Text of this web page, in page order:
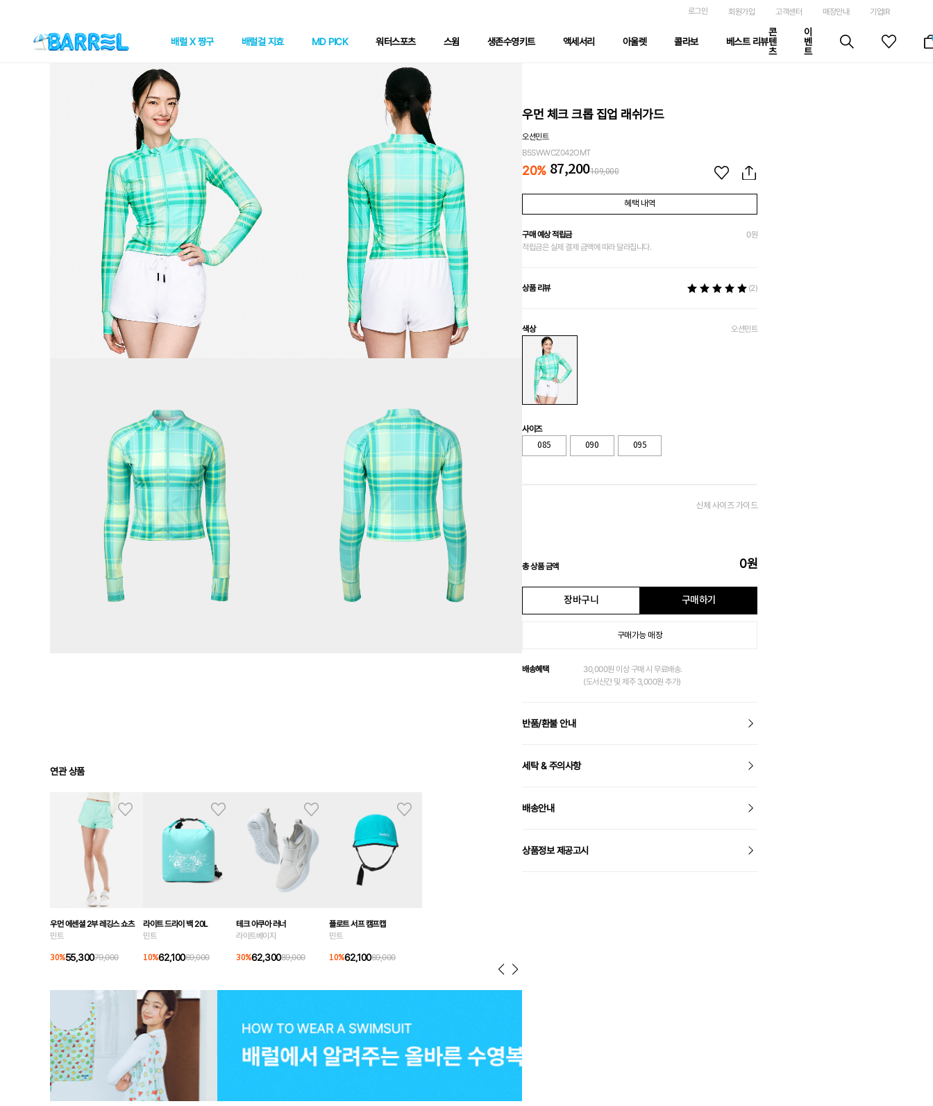
로그인 회원가입 고객센터 매장안내 기업IR
배럴 X 짱구 배럴걸 지효 MD PICK 워터스포츠 스윔 생존수영키트 액세서리 아울렛 콜라보 베스트 리뷰
콘
텐
츠
이
벤
트
연관 상품
우먼 에센셜 2부 레깅스 쇼츠
민트
30%55,30079,000
라이트 드라이 백 20L
민트
10%62,10069,000
테크 아쿠아 러너
라이트베이지
30%62,30089,000
플로트 서프 캠프캡
민트
10%62,10069,000
우먼 체크 크롭 집업 래쉬가드
오션민트
B5SWWCZ042OMT
20% 87,200109,000
혜택 내역
구매 예상 적립금
적립금은 실제 결제 금액에 따라 달라집니다.
0원
상품 리뷰 (2)
색상 오션민트
사이즈
085 090 095
신체 사이즈 가이드
총 상품 금액 0원
장바구니 구매하기
구매가능 매장
배송혜택
30,000원 이상 구매 시 무료배송.
(도서산간 및 제주 3,000원 추가)
반품/환불 안내
세탁 & 주의사항
배송안내
상품정보 제공고시